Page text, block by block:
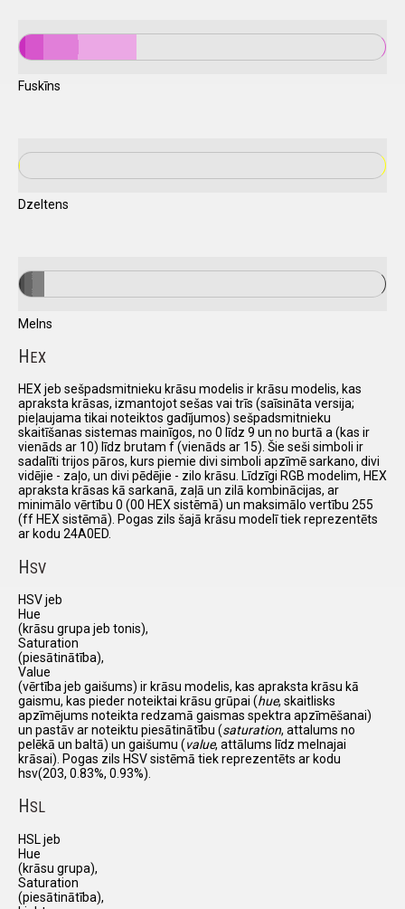
Fuskīns
Dzeltens
Melns
HEX
HEX jeb sešpadsmitnieku krāsu modelis ir krāsu modelis, kas
apraksta krāsas, izmantojot sešas vai trīs (saīsināta versija;
pieļaujama tikai noteiktos gadījumos) sešpadsmitnieku
skaitīšanas sistemas mainīgos, no 0 līdz 9 un no burtā a (kas ir
vienāds ar 10) līdz brutam f (vienāds ar 15). Šie seši simboli ir
sadalīti trijos pāros, kurs piemie divi simboli apzīmē sarkano, divi
vidējie - zaļo, un divi pēdējie - zilo krāsu. Līdzīgi RGB modelim, HEX
apraksta krāsas kā sarkanā, zaļā un zilā kombinācijas, ar
minimālo vērtību 0 (00 HEX sistēmā) un maksimālo vertību 255
(ff HEX sistēmā). Pogas zils šajā krāsu modelī tiek reprezentēts
ar kodu 24A0ED.
HSV
HSV jeb
Hue
(krāsu grupa jeb tonis),
Saturation
(piesātinātība),
Value
(vērtība jeb gaišums) ir krāsu modelis, kas apraksta krāsu kā
gaismu, kas pieder noteiktai krāsu grūpai (hue, skaitlisks
apzīmējums noteikta redzamā gaismas spektra apzīmēšanai)
un pastāv ar noteiktu piesātinātību (saturation, attalums no
pelēkā un baltā) un gaišumu (value, attālums līdz melnajai
krāsai). Pogas zils HSV sistēmā tiek reprezentēts ar kodu
hsv(203, 0.83%, 0.93%).
HSL
HSL jeb
Hue
(krāsu grupa),
Saturation
(piesātinātība),